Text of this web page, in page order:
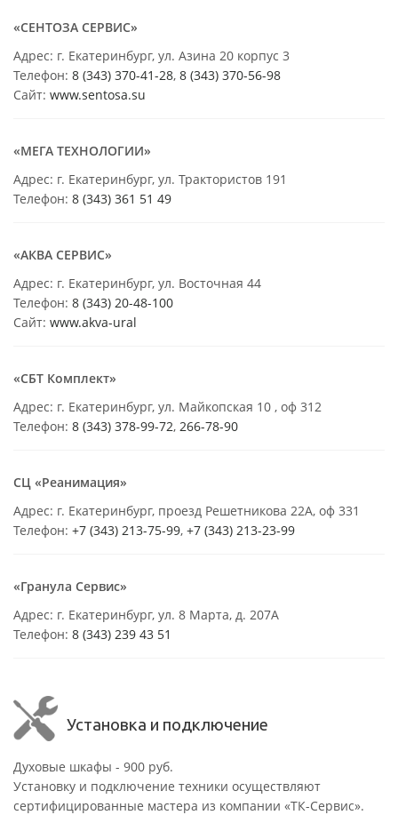
«СЕНТОЗА СЕРВИС»
Адрес: г. Екатеринбург, ул. Азина 20 корпус 3
Телефон: 8 (343) 370-41-28, 8 (343) 370-56-98
Сайт: www.sentosa.su
«МЕГА ТЕХНОЛОГИИ»
Адрес: г. Екатеринбург, ул. Трактористов 191
Телефон: 8 (343) 361 51 49
«АКВА СЕРВИС»
Адрес: г. Екатеринбург, ул. Восточная 44
Телефон: 8 (343) 20-48-100
Сайт: www.akva-ural
«СБТ Комплект»
Адрес: г. Екатеринбург, ул. Майкопская 10 , оф 312
Телефон: 8 (343) 378-99-72, 266-78-90
СЦ «Реанимация»
Адрес: г. Екатеринбург, проезд Решетникова 22А, оф 331
Телефон: +7 (343) 213-75-99, +7 (343) 213-23-99
«Гранула Сервис»
Адрес: г. Екатеринбург, ул. 8 Марта, д. 207А
Телефон: 8 (343) 239 43 51
Установка и подключение
Духовые шкафы - 900 руб.
Установку и подключение техники осуществляют
сертифицированные мастера из компании «ТК-Сервис».